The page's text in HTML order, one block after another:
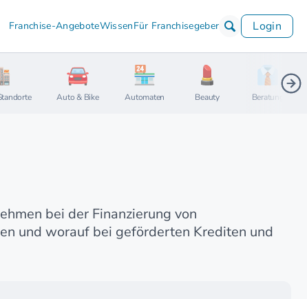
Franchise-AngeboteWissenFür Franchisegeber Login
Auto & Bike Automaten Beauty Beratung
bei der Finanzierung von
und worauf bei geförderten Krediten und